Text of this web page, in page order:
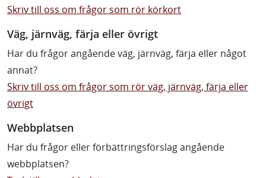
Skriv till oss om frågor som rör körkort
Väg, järnväg, färja eller övrigt
Har du frågor angående väg, järnväg, färja eller något
annat?
Skriv till oss om frågor som rör väg, järnväg, färja eller
övrigt
Webbplatsen
Har du frågor eller förbättringsförslag angående
webbplatsen?